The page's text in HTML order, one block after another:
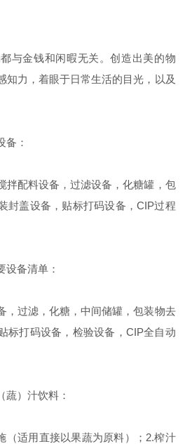
金钱和闲暇无关。创造出美的物
知力，着眼于日常生活的目光，以及
：
配料设备，过滤设备，化糖罐，包
封盖设备，贴标打码设备，CIP过程
备清单：
过滤，化糖，中间储罐，包装物去
标打码设备，检验设备，CIP全自动
）汁饮料：
适用直接以果蔬为原料）；2.榨汁